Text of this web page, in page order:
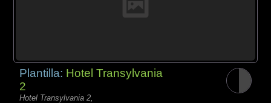
Plantilla: Hotel Transylvania
2
Hotel Transylvania 2,